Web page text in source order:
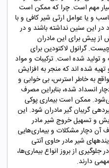
مهم است. چرا که ممکن است
و یا عوامل ارثی شیر کافی و با
این سنین نداشته باشند و در
پیش برای این مادران
گرانول لاکتودین برای
تولید شده است. ترکیبات و مواد
شده اند که منجر به افزایش
به خاطر استرس، بی خوابی و
انسداد شده، بنابراین مصرف
ممکن است بیماری پوکی
گریبان گیر مادران ‌شود. این
و تسهیل خروج شیر مادر
آن دچار مشکلات و بیماری‌هایی
شیر مادر حاوی آنتی
از بروز انواع بیماری‌ها،
دارند.